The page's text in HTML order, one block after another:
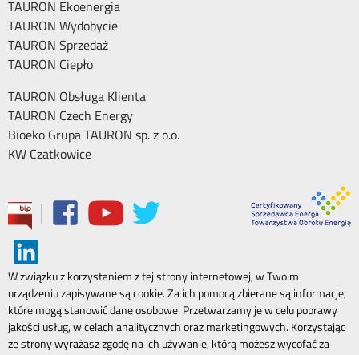
TAURON Ekoenergia
TAURON Wydobycie
TAURON Sprzedaż
TAURON Ciepło
TAURON Obsługa Klienta
TAURON Czech Energy
Bioeko Grupa TAURON sp. z o.o.
KW Czatkowice
|
W związku z korzystaniem z tej strony internetowej, w Twoim
urządzeniu zapisywane są cookie. Za ich pomocą zbierane są informacje,
które mogą stanowić dane osobowe. Przetwarzamy je w celu poprawy
jakości usług, w celach analitycznych oraz marketingowych. Korzystając
ze strony wyrażasz zgodę na ich używanie, którą możesz wycofać za